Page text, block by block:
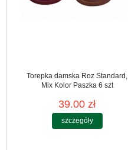
Torepka damska Roz Standard,
Mix Kolor Paszka 6 szt
39.00 zł
szczegóły